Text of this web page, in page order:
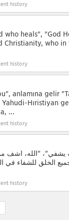
history
who heals", "God
Christianity, who
history
anlamına gelir
Hıristiyan
...
history
يشفي"، "الله،
الخلق للشفاء في
history